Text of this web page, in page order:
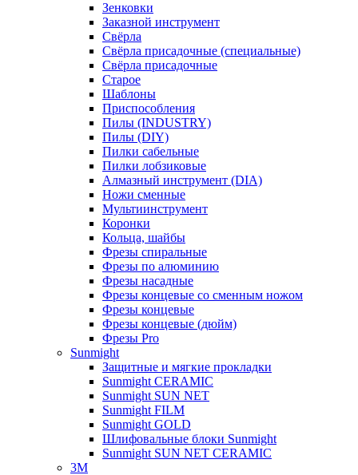
Зенковки
Заказной инструмент
Свёрла
Свёрла присадочные (специальные)
Свёрла присадочные
Старое
Шаблоны
Приспособления
Пилы (INDUSTRY)
Пилы (DIY)
Пилки сабельные
Пилки лобзиковые
Алмазный инструмент (DIA)
Ножи сменные
Мультиинструмент
Коронки
Кольца, шайбы
Фрезы спиральные
Фрезы по алюминию
Фрезы насадные
Фрезы концевые со сменным ножом
Фрезы концевые
Фрезы концевые (дюйм)
Фрезы Pro
Sunmight
Защитные и мягкие прокладки
Sunmight CERAMIC
Sunmight SUN NET
Sunmight FILM
Sunmight GOLD
Шлифовальные блоки Sunmight
Sunmight SUN NET CERAMIC
3M